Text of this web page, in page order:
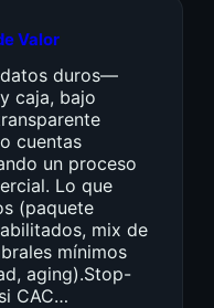
Valor
duros—
caja, bajo
cuentas
un proceso
Lo que
(paquete
mix de
mínimos
aging).Stop-
CAC…